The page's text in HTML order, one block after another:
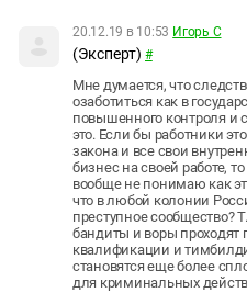
20.12.19 в 10:53 Игорь С
(Эксперт) #
Мне думается, что
озаботиться как в
повышенного контроля и
это. Если бы работники
закона и все свои
бизнес на своей работе,
вообще не понимаю как
что в любой колонии
преступное сообщество?
бандиты и воры
квалификации и
становятся еще более
для криминальных